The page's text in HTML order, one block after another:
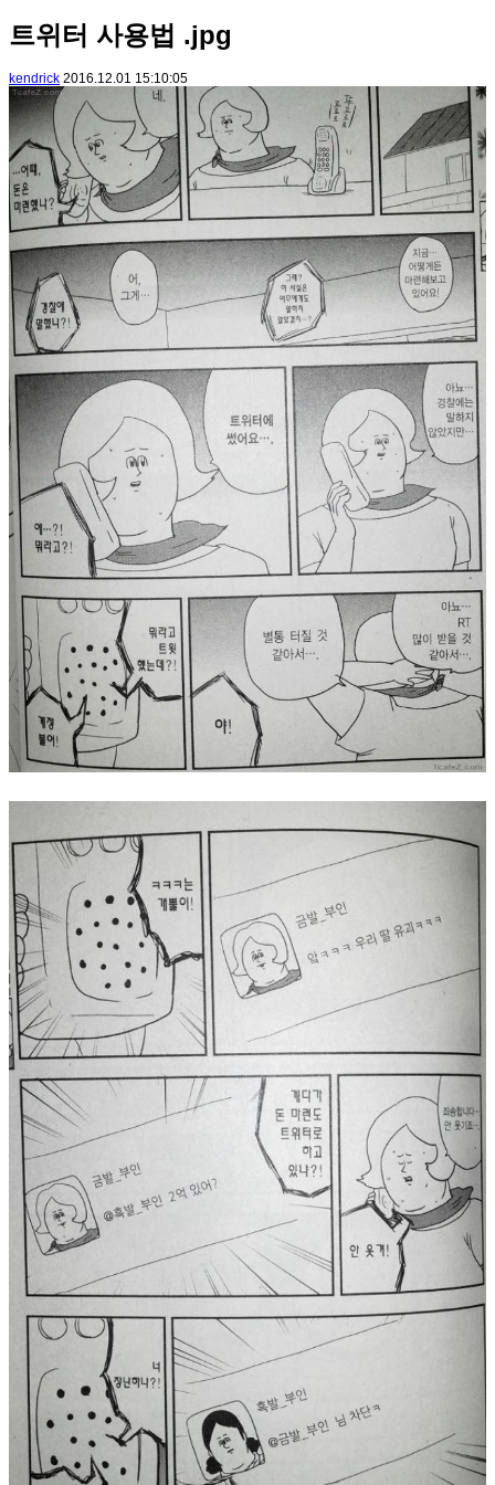
트위터 사용법 .jpg
kendrick 2016.12.01 15:10:05